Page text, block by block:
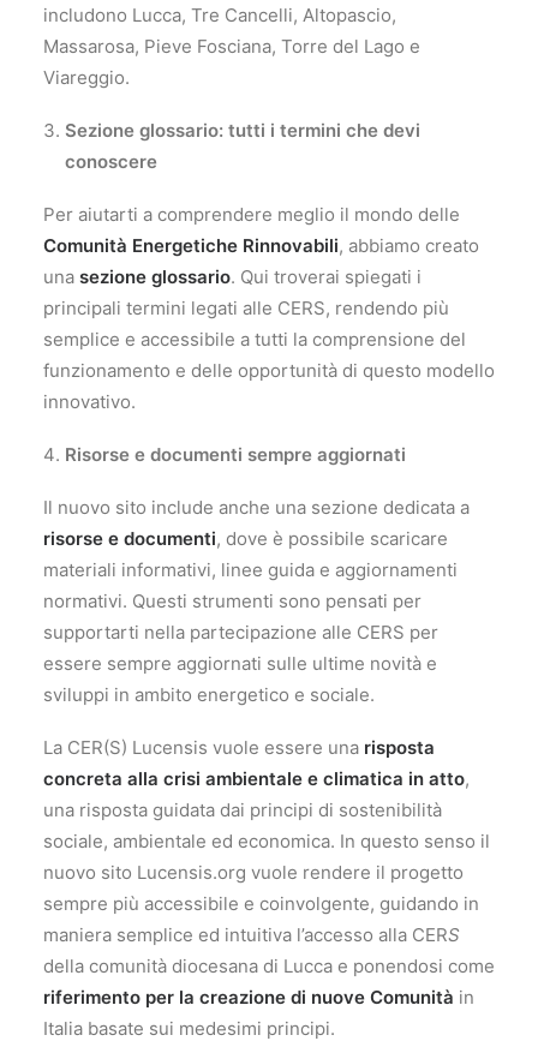
includono Lucca, Tre Cancelli, Altopascio,
Massarosa, Pieve Fosciana, Torre del Lago e
Viareggio​.
Sezione glossario: tutti i termini che devi
conoscere
Per aiutarti a comprendere meglio il mondo delle
Comunità Energetiche Rinnovabili, abbiamo creato
una sezione glossario. Qui troverai spiegati i
principali termini legati alle CERS, rendendo più
semplice e accessibile a tutti la comprensione del
funzionamento e delle opportunità di questo modello
innovativo.
Risorse e documenti sempre aggiornati
Il nuovo sito include anche una sezione dedicata a
risorse e documenti, dove è possibile scaricare
materiali informativi, linee guida e aggiornamenti
normativi. Questi strumenti sono pensati per
supportarti nella partecipazione alle CERS per
essere sempre aggiornati sulle ultime novità e
sviluppi in ambito energetico e sociale.
La CER(S) Lucensis vuole essere una risposta
concreta alla crisi ambientale e climatica in atto,
una risposta guidata dai principi di sostenibilità
sociale, ambientale ed economica. In questo senso il
nuovo sito Lucensis.org vuole rendere il progetto
sempre più accessibile e coinvolgente, guidando in
maniera semplice ed intuitiva l’accesso alla CERS
della comunità diocesana di Lucca e ponendosi come
riferimento per la creazione di nuove Comunità in
Italia basate sui medesimi principi.